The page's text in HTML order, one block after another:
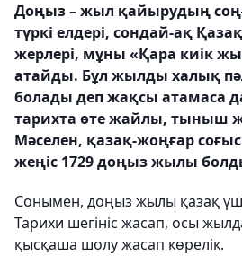
Доңыз – жыл қайырудың
түркі елдері, сондай-ақ
жерлері, мұны «Қара киік
атайды. Бұл жылды халық
болады деп жақсы атамаса
тарихта өте жайлы, тыныш
Мәселен, қазақ-жоңғар
жеңіс 1729 доңыз жылы
Сонымен, доңыз жылы қазақ
Тарихи шегініс жасап, осы
қысқаша шолу жасап көрелік.